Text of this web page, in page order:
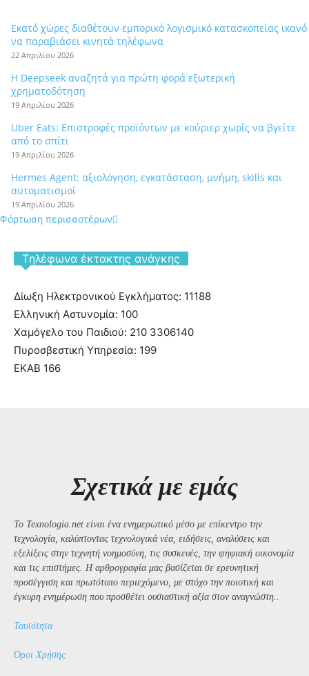
Εκατό χώρες διαθέτουν εμπορικό λογισμικό κατασκοπείας ικανό
να παραβιάσει κινητά τηλέφωνα
22 Απριλίου 2026
Η Deepseek αναζητά για πρώτη φορά εξωτερική
χρηματοδότηση
19 Απριλίου 2026
Uber Eats: Επιστροφές προϊόντων με κούριερ χωρίς να βγείτε
από το σπίτι
19 Απριλίου 2026
Hermes Agent: αξιολόγηση, εγκατάσταση, μνήμη, skills και
αυτοματισμοί
19 Απριλίου 2026
Φόρτωση περισσοτέρων
Tηλέφωνα έκτακτης ανάγκης
Δίωξη Ηλεκτρονικού Εγκλήματος: 11188
Ελληνική Αστυνομία: 100
Χαμόγελο του Παιδιού: 210 3306140
Πυροσβεστική Υπηρεσία: 199
ΕΚΑΒ 166
Σχετικά με εμάς
Το Texnologia.net είναι ένα ενημερωτικό μέσο με επίκεντρο την
τεχνολογία, καλύπτοντας τεχνολογικά νέα, ειδήσεις, αναλύσεις και
εξελίξεις στην τεχνητή νοημοσύνη, τις συσκευές, την ψηφιακή οικονομία
και τις επιστήμες. Η αρθρογραφία μας βασίζεται σε ερευνητική
προσέγγιση και πρωτότυπο περιεχόμενο, με στόχο την ποιοτική και
έγκυρη ενημέρωση που προσθέτει ουσιαστική αξία στον αναγνώστη..
Ταυτότητα
Όροι Χρήσης